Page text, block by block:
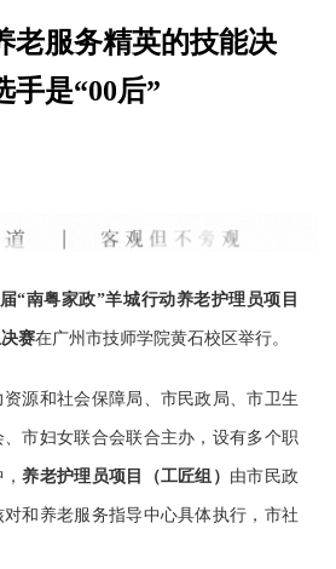
老服务精英的技能决
手是“00后”
“南粤家政”羊城行动养老护理员项目
赛在广州市技师学院黄石校区举行。
源和社会保障局、市民政局、市卫生
市妇女联合会联合主办，设有多个职
，养老护理员项目（工匠组） 由市民政
和养老服务指导中心具体执行，市社